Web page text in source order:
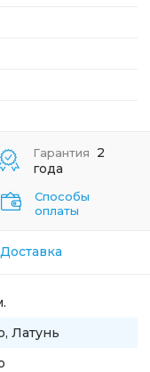
Гарантия
2
года
Способы
оплаты
Доставка
Латунь